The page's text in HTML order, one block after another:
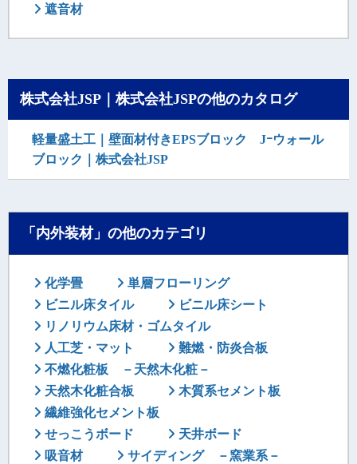
遮音材
株式会社JSP｜株式会社JSPの他のカタログ
軽量盛土工｜壁面材付きEPSブロック Jｰウォール
ブロック｜株式会社JSP
「内外装材」の他のカテゴリ
化学畳
単層フローリング
ビニル床タイル
ビニル床シート
リノリウム床材・ゴムタイル
人工芝・マット
難燃・防炎合板
不燃化粧板 －天然木化粧－
天然木化粧合板
木質系セメント板
繊維強化セメント板
せっこうボード
天井ボード
吸音材
サイディング －窯業系－